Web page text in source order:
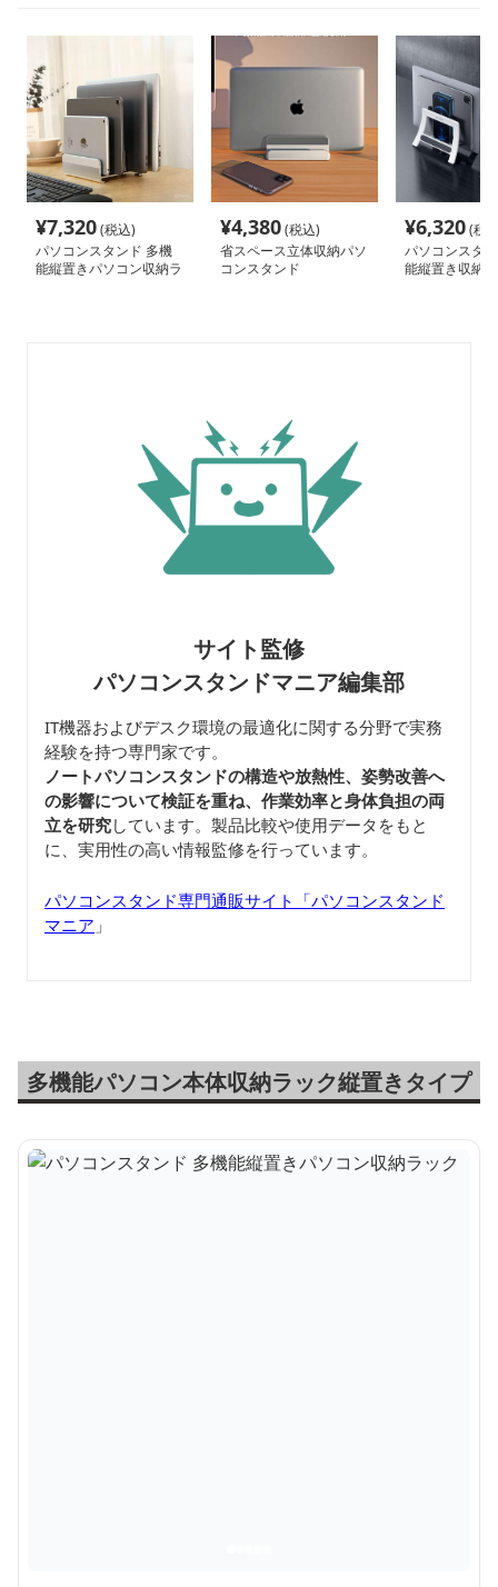
¥7,320(税込)
パソコンスタンド 多機
能縦置きパソコン収納ラ
¥4,380(税込)
省スペース立体収納パソ
コンスタンド
¥6,320(税
パソコンスタ
能縦置き収納
サイト監修
パソコンスタンドマニア編集部
IT機器およびデスク環境の最適化に関する分野で実務
経験を持つ専門家です。
ノートパソコンスタンドの構造や放熱性、姿勢改善へ
の影響について検証を重ね、作業効率と身体負担の両
立を研究しています。製品比較や使用データをもと
に、実用性の高い情報監修を行っています。
パソコンスタンド専門通販サイト「パソコンスタンド
マニア 」
多機能パソコン本体収納ラック縦置きタイプ